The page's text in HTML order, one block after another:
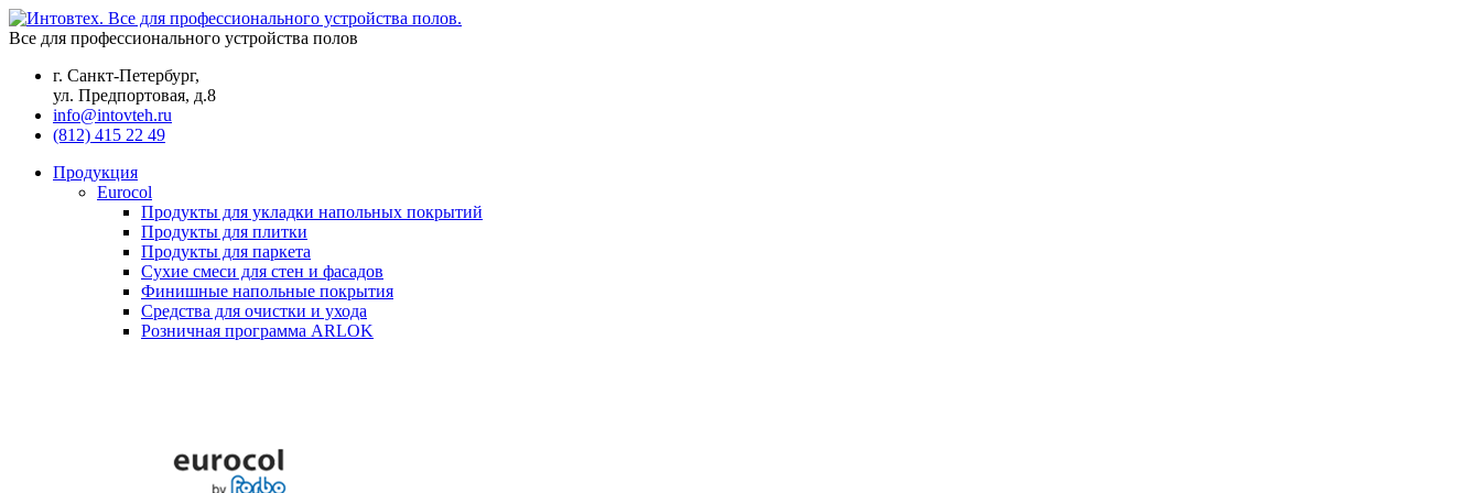
Все для профессионального устройства полов
г. Санкт-Петербург,
ул. Предпортовая, д.8
info@intovteh.ru
(812) 415 22 49
Продукция
Eurocol
Продукты для укладки напольных покрытий
Продукты для плитки
Продукты для паркета
Сухие смеси для стен и фасадов
Финишные напольные покрытия
Средства для очистки и ухода
Розничная программа ARLOK